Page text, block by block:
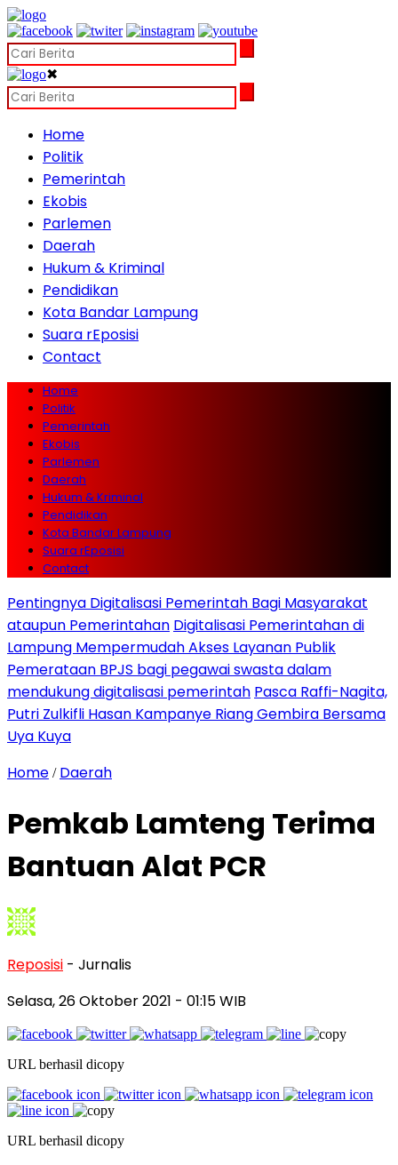
✖
Home
Politik
Pemerintah
Ekobis
Parlemen
Daerah
Hukum & Kriminal
Pendidikan
Kota Bandar Lampung
Suara rEposisi
Contact
Home
Politik
Pemerintah
Ekobis
Parlemen
Daerah
Hukum & Kriminal
Pendidikan
Kota Bandar Lampung
Suara rEposisi
Contact
Pentingnya Digitalisasi Pemerintah Bagi Masyarakat
ataupun Pemerintahan Digitalisasi Pemerintahan di
Lampung Mempermudah Akses Layanan Publik
Pemerataan BPJS bagi pegawai swasta dalam
mendukung digitalisasi pemerintah Pasca Raffi-Nagita,
Putri Zulkifli Hasan Kampanye Riang Gembira Bersama
Uya Kuya
Home / Daerah
Pemkab Lamteng Terima
Bantuan Alat PCR
Reposisi - Jurnalis
Selasa, 26 Oktober 2021 - 01:15 WIB
URL berhasil dicopy
URL berhasil dicopy